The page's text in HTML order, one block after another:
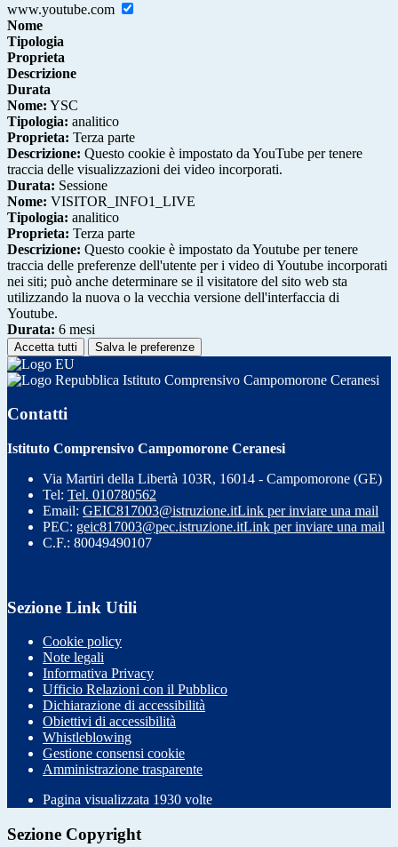
www.youtube.com
Nome
Tipologia
Proprieta
Descrizione
Durata
Nome: YSC
Tipologia: analitico
Proprieta: Terza parte
Descrizione: Questo cookie è impostato da YouTube per tenere
traccia delle visualizzazioni dei video incorporati.
Durata: Sessione
Nome: VISITOR_INFO1_LIVE
Tipologia: analitico
Proprieta: Terza parte
Descrizione: Questo cookie è impostato da Youtube per tenere
traccia delle preferenze dell'utente per i video di Youtube incorporati
nei siti; può anche determinare se il visitatore del sito web sta
utilizzando la nuova o la vecchia versione dell'interfaccia di
Youtube.
Durata: 6 mesi
Accetta tutti Salva le preferenze
Istituto Comprensivo Campomorone Ceranesi
Contatti
Istituto Comprensivo Campomorone Ceranesi
Via Martiri della Libertà 103R, 16014 - Campomorone (GE)
Tel: Tel. 010780562
Email: GEIC817003@istruzione.itLink per inviare una mail
PEC: geic817003@pec.istruzione.itLink per inviare una mail
C.F.: 80049490107
Sezione Link Utili
Cookie policy
Note legali
Informativa Privacy
Ufficio Relazioni con il Pubblico
Dichiarazione di accessibilità
Obiettivi di accessibilità
Whistleblowing
Gestione consensi cookie
Amministrazione trasparente
Pagina visualizzata 1930 volte
Sezione Copyright